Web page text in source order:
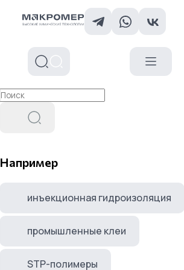
Например
инъекционная гидроизоляция
промышленные клеи
STP-полимеры